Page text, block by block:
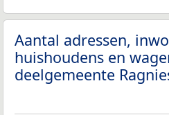
Aantal adressen,
huishoudens en
deelgemeente